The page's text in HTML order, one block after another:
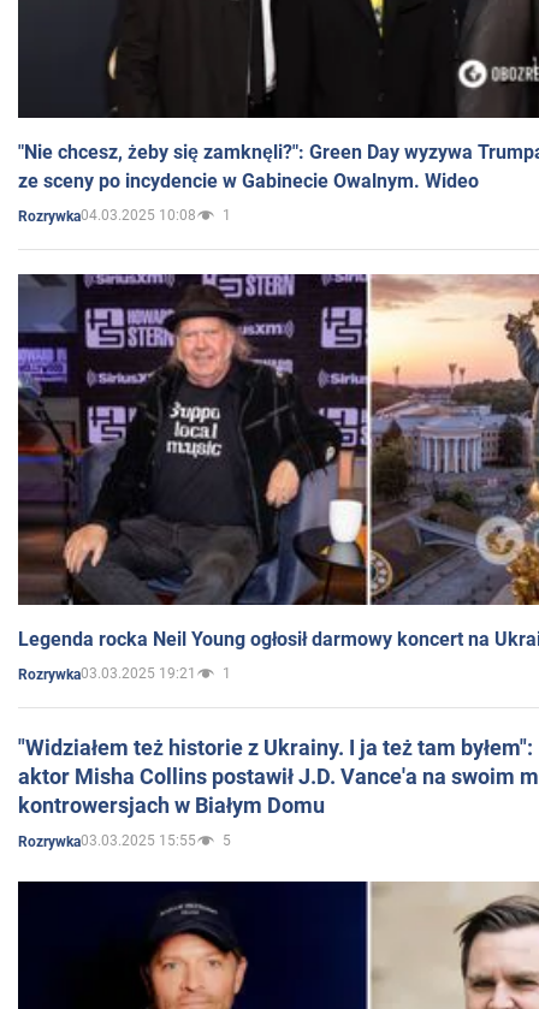
"Nie chcesz, żeby się zamknęli?": Green Day wyzywa
ze sceny po incydencie w Gabinecie Owalnym. Wideo
Rozrywka04.03.2025 10:08 1
Legenda rocka Neil Young ogłosił darmowy koncert na
Rozrywka03.03.2025 19:21 1
"Widziałem też historie z Ukrainy. I ja też tam
aktor Misha Collins postawił J.D. Vance'a na swoim
kontrowersjach w Białym Domu
Rozrywka03.03.2025 15:55 5